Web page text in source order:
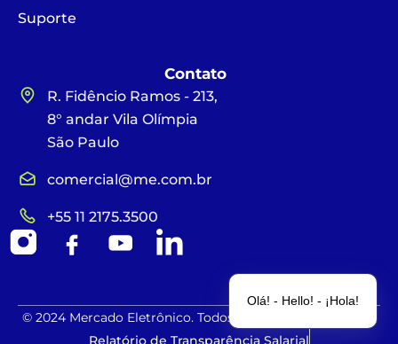
Suporte
Contato
R. Fidêncio Ramos - 213,
8° andar Vila Olímpia
São Paulo
comercial@me.com.br
+55 11 2175.3500
© 2024 Mercado Eletrônico. Todos os direitos reservados.
Relatório de Transparência Salarial
Olá! - Hello! - ¡Hola!